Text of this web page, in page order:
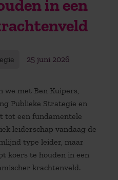
in een
25 juni 2026
we met Ben Kuipers,
Publieke Strategie en
tot een fundamentele
leiderschap vandaag de
type leider, maar
koers te houden in een
krachtenveld.